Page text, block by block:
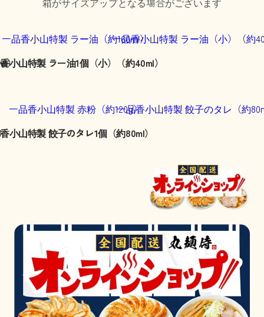
）
小山特製 ラー油1個（小）（約40ml）
小山特製 餃子のタレ1個（約80ml）